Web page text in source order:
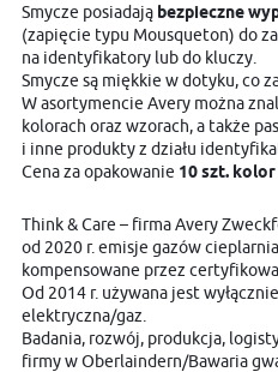
Smycze posiadają bezpieczne
(zapięcie typu Mousqueton) do
na identyfikatory lub do kluczy.
Smycze są miękkie w dotyku, co
W asortymencie Avery można
kolorach oraz wzorach, a także
i inne produkty z działu
Cena za opakowanie 10 szt.
Think & Care – firma Avery
od 2020 r. emisje gazów
kompensowane przez
Od 2014 r. używana jest
elektryczna/gaz.
Badania, rozwój, produkcja,
firmy w Oberlaindern/Bawaria